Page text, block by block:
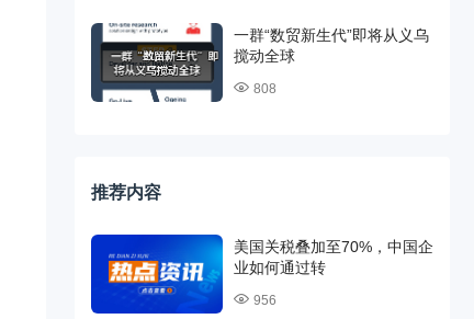
一群“数贸新生代”即将从义乌
搅动全球
808
推荐内容
美国关税叠加至70%，中国企
业如何通过转
956